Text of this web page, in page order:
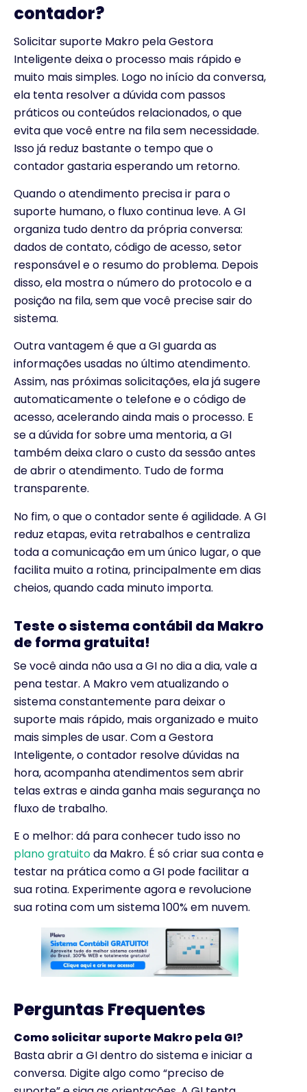
contador?
Solicitar suporte Makro pela Gestora
Inteligente deixa o processo mais rápido e
muito mais simples. Logo no início da conversa,
ela tenta resolver a dúvida com passos
práticos ou conteúdos relacionados, o que
evita que você entre na fila sem necessidade.
Isso já reduz bastante o tempo que o
contador gastaria esperando um retorno.
Quando o atendimento precisa ir para o
suporte humano, o fluxo continua leve. A GI
organiza tudo dentro da própria conversa:
dados de contato, código de acesso, setor
responsável e o resumo do problema. Depois
disso, ela mostra o número do protocolo e a
posição na fila, sem que você precise sair do
sistema.
Outra vantagem é que a GI guarda as
informações usadas no último atendimento.
Assim, nas próximas solicitações, ela já sugere
automaticamente o telefone e o código de
acesso, acelerando ainda mais o processo. E
se a dúvida for sobre uma mentoria, a GI
também deixa claro o custo da sessão antes
de abrir o atendimento. Tudo de forma
transparente.
No fim, o que o contador sente é agilidade. A GI
reduz etapas, evita retrabalhos e centraliza
toda a comunicação em um único lugar, o que
facilita muito a rotina, principalmente em dias
cheios, quando cada minuto importa.
Teste o sistema contábil da Makro
de forma gratuita!
Se você ainda não usa a GI no dia a dia, vale a
pena testar. A Makro vem atualizando o
sistema constantemente para deixar o
suporte mais rápido, mais organizado e muito
mais simples de usar. Com a Gestora
Inteligente, o contador resolve dúvidas na
hora, acompanha atendimentos sem abrir
telas extras e ainda ganha mais segurança no
fluxo de trabalho.
E o melhor: dá para conhecer tudo isso no
plano gratuitoda Makro. É só criar sua conta e
testar na prática como a GI pode facilitar a
sua rotina. Experimente agora e revolucione
sua rotina com um sistema 100% em nuvem.
Perguntas Frequentes
Como solicitar suporte Makro pela GI?
Basta abrir a GI dentro do sistema e iniciar a
conversa. Digite algo como “preciso de